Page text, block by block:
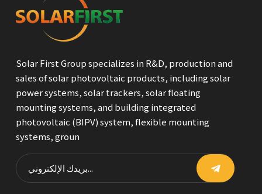
Solar First Group specializes in R&D, production and
sales of solar photovoltaic products, including solar
power systems, solar trackers, solar floating
mounting systems, and building integrated
photovoltaic (BIPV) system, flexible mounting
systems, groun